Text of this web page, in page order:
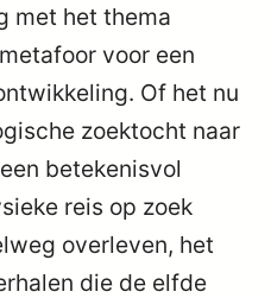
met het thema
voor een
Of het nu
zoektocht naar
betekenisvol
reis op zoek
overleven, het
die de elfde